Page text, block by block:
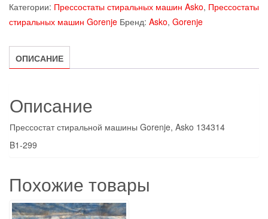
стиральной
машины
Gorenje,
Asko
Категории: Прессостаты стиральных машин Asko, Прессостаты
стиральных машин Gorenje Бренд: Asko, Gorenje
ОПИСАНИЕ
Описание
Прессостат стиральной машины Gorenje, Asko 134314
B1-299
Похожие товары